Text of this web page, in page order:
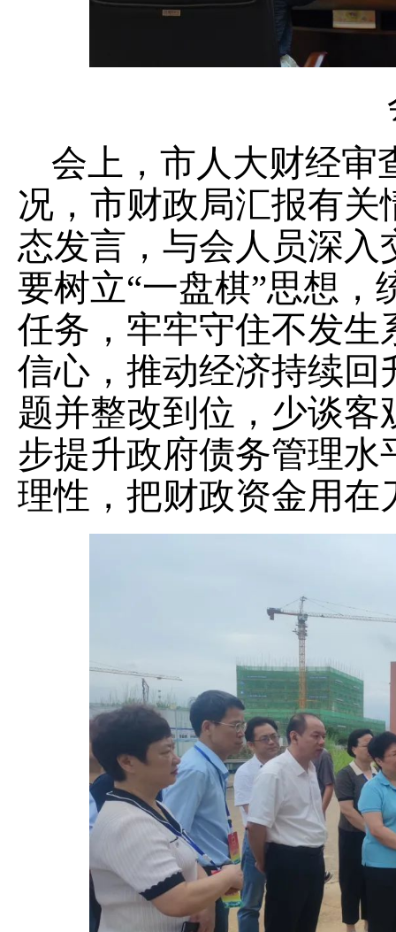
会上，市人大财经审
况，市财政局汇报有
态发言，与会人员深
要树立“一盘棋”思想
任务，牢牢守住不发
信心，推动经济持续
题并整改到位，少谈
步提升政府债务管理
理性，把财政资金用在